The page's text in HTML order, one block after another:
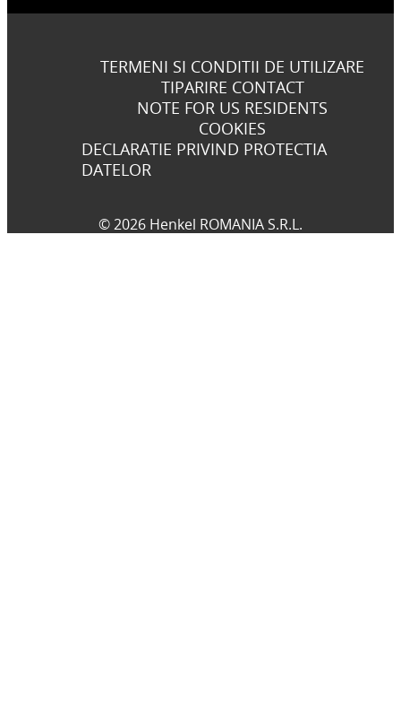
TERMENI SI CONDITII DE UTILIZARE
TIPARIRE CONTACT
NOTE FOR US RESIDENTS
COOKIES
DECLARATIE PRIVIND PROTECTIA
DATELOR
© 2026 Henkel ROMANIA S.R.L.